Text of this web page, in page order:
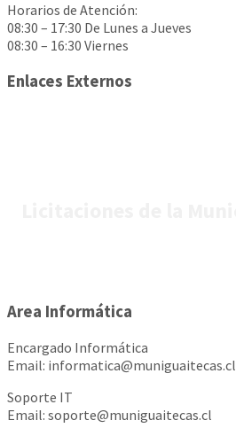
Horarios de Atención:
08:30 – 17:30 De Lunes a Jueves
08:30 – 16:30 Viernes
Enlaces Externos
Area Informática
Encargado Informática
Email: informatica@muniguaitecas.cl
Soporte IT
Email: soporte@muniguaitecas.cl